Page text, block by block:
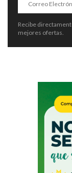
Recibe
mejores ofertas.